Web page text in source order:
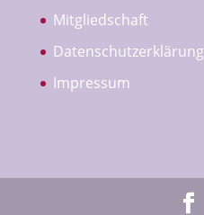
Mitgliedschaft
Datenschutzerklärung
Impressum